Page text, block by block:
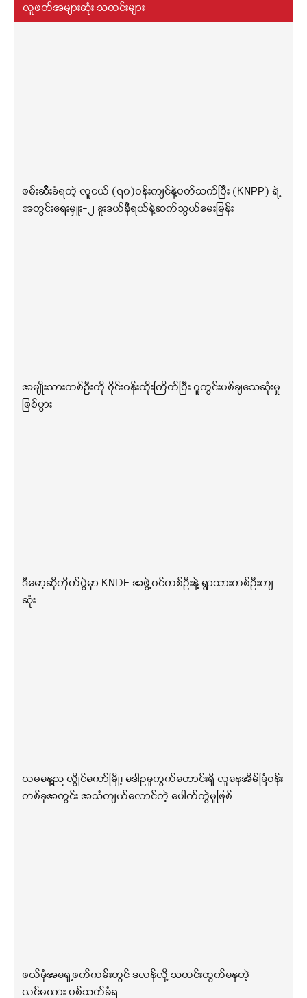
လူဖတ်အများဆုံး သတင်းများ
ဖမ်းဆီးခံရတဲ့ လူငယ် (၇၀)ဝန်းကျင်နဲ့ပတ်သက်ပြီး (KNPP) ရဲ့
အတွင်းရေးမှူး-၂ ခူးဒယ်နီရယ်နဲ့ဆက်သွယ်မေးမြန်း
အမျိုးသားတစ်ဦးကို ဝိုင်းဝန်းထိုးကြိတ်ပြီး ဂူတွင်းပစ်ချသေဆုံးမှု
ဖြစ်ပွား
ဒီမော့ဆိုတိုက်ပွဲမှာ KNDF အဖွဲ့ဝင်တစ်ဦးနဲ့ ရွာသားတစ်ဦးကျ
ဆုံး
ယမနေ့ည လွိုင်ကော်မြို့၊ ဒေါဥခူကွက်ဟောင်းရှိ လူနေအိမ်ခြံဝန်း
တစ်ခုအတွင်း အသံကျယ်လောင်တဲ့ ပေါက်ကွဲမှုဖြစ်
ဖယ်ခုံအရှေ့ဖက်ကမ်းတွင် ဒလန်လို့ သတင်းထွက်နေတဲ့
လင်မယား ပစ်သတ်ခံရ